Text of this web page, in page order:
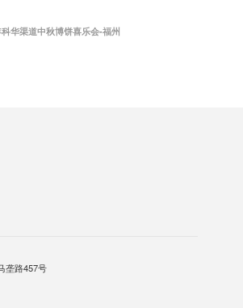
华渠道中秋博饼喜乐会-福州
垄路457号